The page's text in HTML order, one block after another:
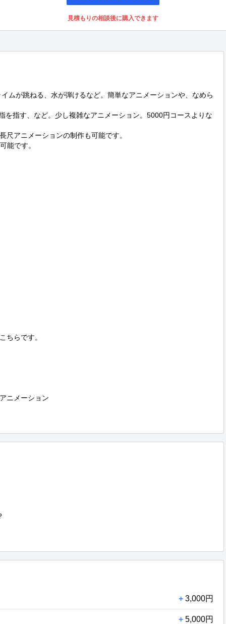
見積もりの相談後に購入できます
ムが跳ねる、水が弾けるなど。簡単なアニメーションや、なめら
指す、など。少し複雑なアニメーション。5000円コースよりな
アニメーションの制作も可能です。
能です。
ちらです。
ニメーション
+ 3,000円
+ 5,000円